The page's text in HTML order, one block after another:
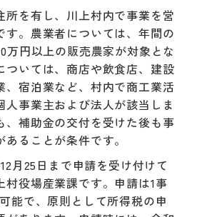
所を有し、川上村内で事業を営
す。農業者については、年間の
万円以上の販売農家が対象とな
ついては、商店や飲食店、建設
、宿泊業など、村内で商工業活
人事業主および法人が該当しま
、補助金の交付を受けた後も事
ることが条件です。
月25日まで申請を受け付けて
村役場産業課です。申請は1事
能で、原則として所得税の申